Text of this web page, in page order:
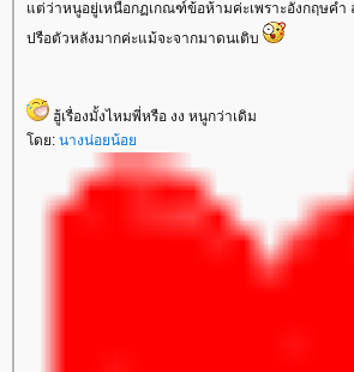
ต่ว่าหนูอยู่เหนือกฏเกณฑ์ข้อห้ามค่ะเพราะอังกฤษคำ
ปรือตัวหลังมากค่ะแม้จะจากมาดนเติบ
ฮู้เรื่องมั้งไหมพี่หรือ งง หนูกว่าเดิม
ดย: นางน่อยน้อ